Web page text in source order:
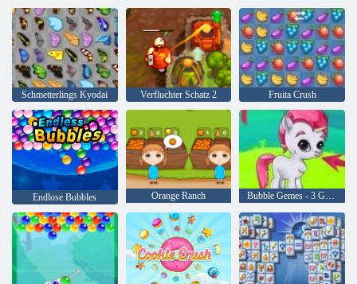
Schmetterlings Kyodai Verfluchter Schatz 2 Fruita Crush
Endlose Bubbles Orange Ranch Bubble Gemes - 3 Gewinnt